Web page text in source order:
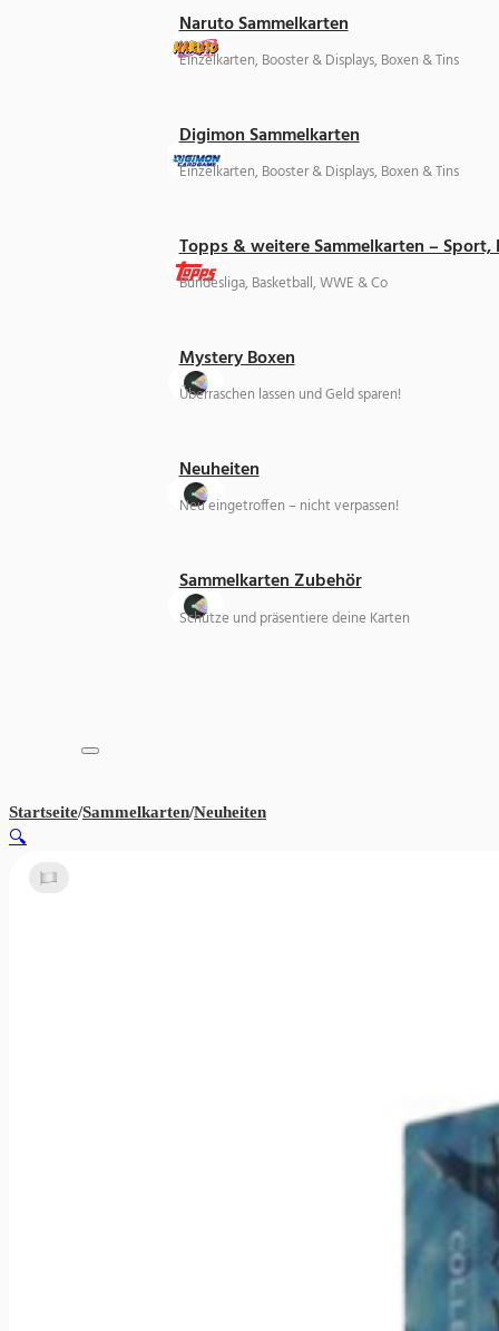
Naruto Sammelkarten
Einzelkarten, Booster & Displays, Boxen & Tins
Digimon Sammelkarten
Einzelkarten, Booster & Displays, Boxen & Tins
Topps & weitere Sammelkarten –
Bundesliga, Basketball, WWE & Co
Mystery Boxen
Überraschen lassen und Geld sparen!
Neuheiten
Neu eingetroffen – nicht verpassen!
Sammelkarten Zubehör
Schütze und präsentiere deine Karten
Startseite/Sammelkarten/Neuheiten
🔍